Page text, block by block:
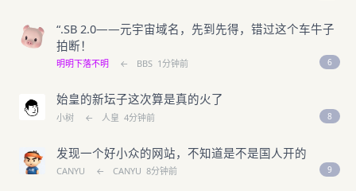
“.SB 2.0——元宇宙域名，先到先得，错过这个车牛子
拍断！
明明下落不明 ← BBS 1分钟前 6
始皇的新坛子这次算是真的火了
小树 ← 人皇 4分钟前 8
发现一个好小众的网站，不知道是不是国人开的
CANYU ← CANYU 8分钟前 9